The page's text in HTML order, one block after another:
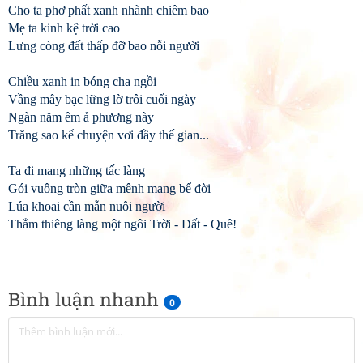
Bình luận nhanh 0
Cho ta phơ phất xanh nhành chiêm bao
Mẹ ta kinh kệ trời cao
Lưng còng đất thấp đỡ bao nỗi người
Chiều xanh in bóng cha ngồi
Vầng mây bạc lững lờ trôi cuối ngày
Ngàn năm êm ả phương này
Trăng sao kể chuyện vơi đầy thế gian...
Ta đi mang những tấc làng
Gói vuông tròn giữa mênh mang bể đời
Lúa khoai cần mẫn nuôi người
Thẳm thiêng làng một ngôi Trời - Đất - Quê!